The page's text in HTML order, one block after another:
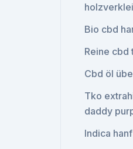
Bio cbd
Reine
Cbd öl
Tko
daddy
Indica